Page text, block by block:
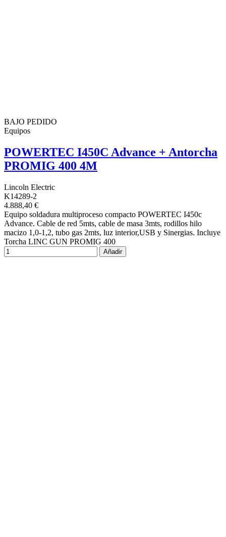
BAJO PEDIDO
Equipos
POWERTEC I450C Advance + Antorcha
PROMIG 400 4M
Lincoln Electric
K14289-2
4.888,40 €
Equipo soldadura multiproceso compacto POWERTEC I450c
Advance. Cable de red 5mts, cable de masa 3mts, rodillos hilo
macizo 1,0-1,2, tubo gas 2mts, luz interior,USB y Sinergias. Incluye
Torcha LINC GUN PROMIG 400
Añadir